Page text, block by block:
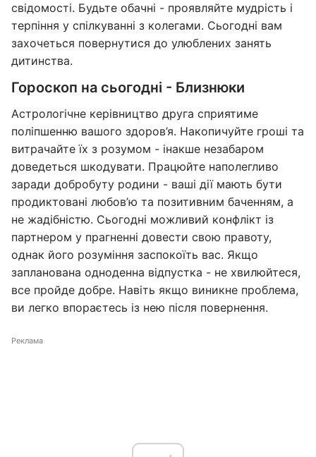
свідомості. Будьте обачні - проявляйте мудрість і
терпіння у спілкуванні з колегами. Сьогодні вам
захочеться повернутися до улюблених занять
дитинства.
Гороскоп на сьогодні - Близнюки
Астрологічне керівництво друга сприятиме
поліпшенню вашого здоров’я. Накопичуйте гроші та
витрачайте їх з розумом - інакше незабаром
доведеться шкодувати. Працюйте наполегливо
заради добробуту родини - ваші дії мають бути
продиктовані любов’ю та позитивним баченням, а
не жадібністю. Сьогодні можливий конфлікт із
партнером у прагненні довести свою правоту,
однак його розуміння заспокоїть вас. Якщо
запланована одноденна відпустка - не хвилюйтеся,
все пройде добре. Навіть якщо виникне проблема,
ви легко впораєтесь із нею після повернення.
Реклама